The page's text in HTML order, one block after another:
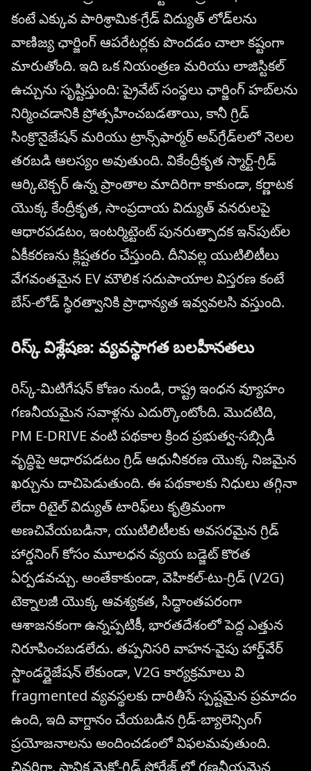
కంటే ఎక్కువ పారిశ్రామిక-గ్రేడ్ విద్యుత్ లోడ్‌లను
వాణిజ్య ఛార్జింగ్ ఆపరేటర్లకు పొందడం చాలా కష్టంగా
మారుతోంది. ఇది ఒక నియంత్రణ మరియు లాజిస్టికల్
ఉచ్చును సృష్టిస్తుంది: ప్రైవేట్ సంస్థలు ఛార్జింగ్ హబ్‌లను
నిర్మించడానికి ప్రోత్సహించబడతాయి, కానీ గ్రిడ్
సింక్రొనైజేషన్ మరియు ట్రాన్స్‌ఫార్మర్ అప్‌గ్రేడ్‌లలో నెలల
తరబడి ఆలస్యం అవుతుంది. వికేంద్రీకృత స్మార్ట్-గ్రిడ్
ఆర్కిటెక్చర్ ఉన్న ప్రాంతాల మాదిరిగా కాకుండా, కర్ణాటక
యొక్క కేంద్రీకృత, సాంప్రదాయ విద్యుత్ వనరులపై
ఆధారపడటం, ఇంటర్మిట్టెంట్ పునరుత్పాదక ఇన్‌పుట్‌ల
ఏకీకరణను క్లిష్టతరం చేస్తుంది. దీనివల్ల యుటిలిటీలు
వేగవంతమైన EV మౌలిక సదుపాయాల విస్తరణ కంటే
బేస్-లోడ్ స్థిరత్వానికి ప్రాధాన్యత ఇవ్వవలసి వస్తుంది.
రిస్క్ విశ్లేషణ: వ్యవస్థాగత బలహీనతలు
రిస్క్-మిటిగేషన్ కోణం నుండి, రాష్ట్ర ఇంధన వ్యూహం
గణనీయమైన సవాళ్లను ఎదుర్కొంటోంది. మొదటిది,
PM E-DRIVE వంటి పథకాల క్రింద ప్రభుత్వ-సబ్సిడీ
వృద్ధిపై ఆధారపడటం గ్రిడ్ ఆధునీకరణ యొక్క నిజమైన
ఖర్చును దాచిపెడుతుంది. ఈ పథకాలకు నిధులు తగ్గినా
లేదా రిటైల్ విద్యుత్ టారిఫ్‌లు కృత్రిమంగా
అణచివేయబడినా, యుటిలిటీలకు అవసరమైన గ్రిడ్
హార్డనింగ్ కోసం మూలధన వ్యయ బడ్జెట్ కొరత
ఏర్పడవచ్చు. అంతేకాకుండా, వెహికల్-టు-గ్రిడ్ (V2G)
టెక్నాలజీ యొక్క ఆవశ్యకత, సిద్ధాంతపరంగా
ఆశాజనకంగా ఉన్నప్పటికీ, భారతదేశంలో పెద్ద ఎత్తున
నిరూపించబడలేదు. తప్పనిసరి వాహన-వైపు హార్డ్‌వేర్
స్టాండర్డైజేషన్ లేకుండా, V2G కార్యక్రమాలు వి
fragmented వ్యవస్థలకు దారితీసే స్పష్టమైన ప్రమాదం
ఉంది, ఇది వాగ్దానం చేయబడిన గ్రిడ్-బ్యాలెన్సింగ్
ప్రయోజనాలను అందించడంలో విఫలమవుతుంది.
చివరిగా, స్థానిక మైక్రో-గ్రిడ్ స్టోరేజ్ లో గణనీయమైన